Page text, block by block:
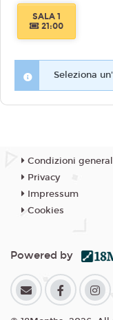
SALA 1
21:00
Seleziona
Condizioni
Privacy
Impressum
Cookies
Powered by